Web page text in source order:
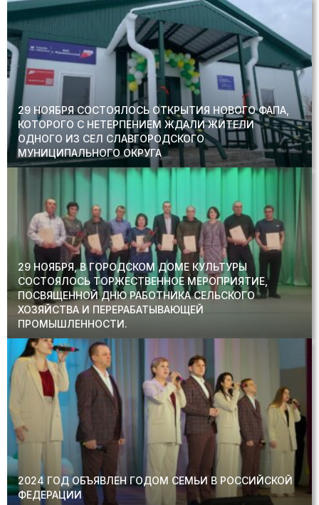
29 НОЯБРЯ СОСТОЯЛОСЬ ОТКРЫТИЯ НОВОГО ФАПА,
КОТОРОГО С НЕТЕРПЕНИЕМ ЖДАЛИ ЖИТЕЛИ
ОДНОГО ИЗ СЕЛ СЛАВГОРОДСКОГО
МУНИЦИПАЛЬНОГО ОКРУГА
29 НОЯБРЯ, В ГОРОДСКОМ ДОМЕ КУЛЬТУРЫ
СОСТОЯЛОСЬ ТОРЖЕСТВЕННОЕ МЕРОПРИЯТИЕ,
ПОСВЯЩЕННОЙ ДНЮ РАБОТНИКА СЕЛЬСКОГО
ХОЗЯЙСТВА И ПЕРЕРАБАТЫВАЮЩЕЙ
ПРОМЫШЛЕННОСТИ.
2024 ГОД ОБЪЯВЛЕН ГОДОМ СЕМЬИ В РОССИЙСКОЙ
ФЕДЕРАЦИИ